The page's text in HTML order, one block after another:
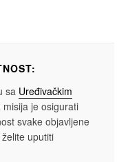
sa Uređivačkim
misija je osigurati
svake objavljene
uputiti